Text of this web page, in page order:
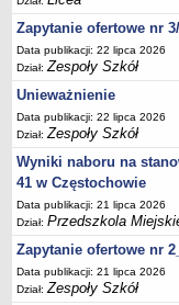
DEKLARACJA
OŚWIADCZENIA
PONOWNE
UDOSTĘPNIANIE
OCHRONA DANYCH
Zapytanie ofertowe nr
Data publikacji: 22 lipca 2026
Dział:Zespoły Szkół
Unieważnienie
Data publikacji: 22 lipca 2026
Dział:Zespoły Szkół
Wyniki naboru na
41 w Częstochowie
Data publikacji: 21 lipca 2026
Dział:Przedszkola
Zapytanie ofertowe nr
Data publikacji: 21 lipca 2026
Dział:Zespoły Szkół